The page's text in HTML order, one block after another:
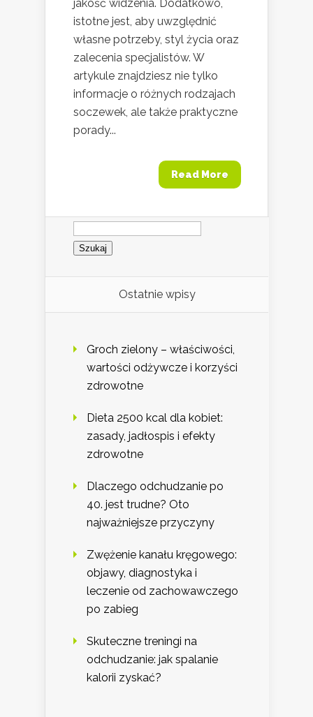
jakość widzenia. Dodatkowo,
istotne jest, aby uwzględnić
własne potrzeby, styl życia oraz
zalecenia specjalistów. W
artykule znajdziesz nie tylko
informacje o różnych rodzajach
soczewek, ale także praktyczne
porady...
Read More
Szukaj:
Ostatnie wpisy
Groch zielony – właściwości,
wartości odżywcze i korzyści
zdrowotne
Dieta 2500 kcal dla kobiet:
zasady, jadłospis i efekty
zdrowotne
Dlaczego odchudzanie po
40. jest trudne? Oto
najważniejsze przyczyny
Zwężenie kanału kręgowego:
objawy, diagnostyka i
leczenie od zachowawczego
po zabieg
Skuteczne treningi na
odchudzanie: jak spalanie
kalorii zyskać?